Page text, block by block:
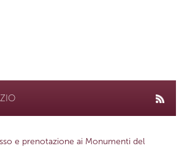
e prenotazione ai Monumenti del